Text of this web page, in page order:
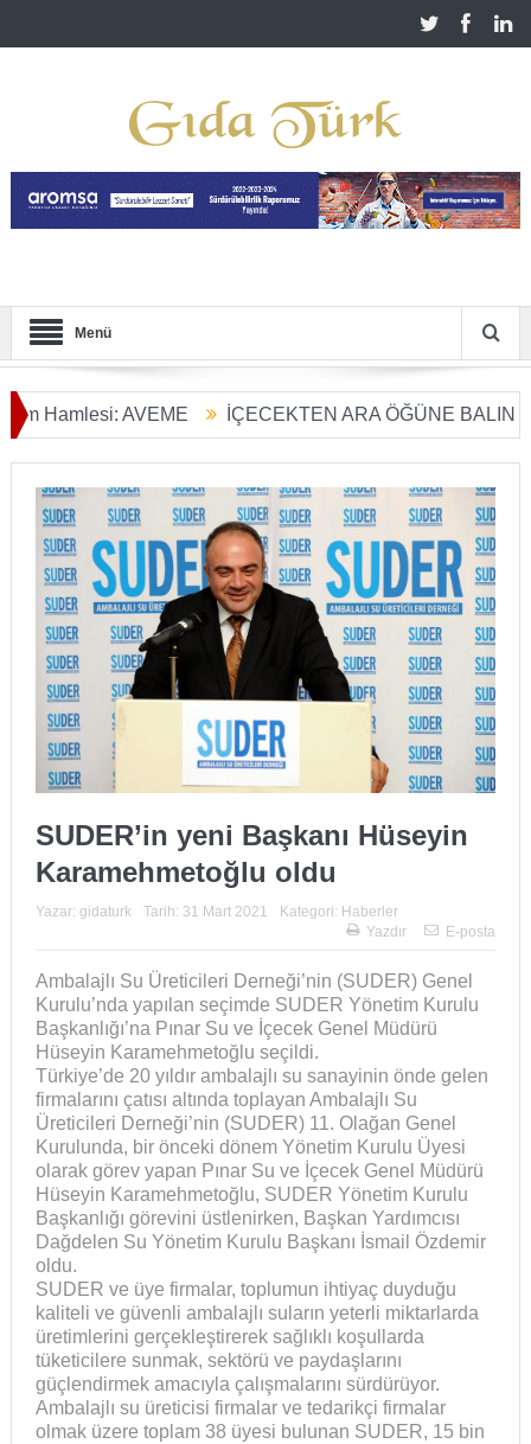
Menü
AVEME İÇECEKTEN ARA ÖĞÜNE BALIN
Başladı
SUDER’in yeni Başkanı Hüseyin
Karamehmetoğlu oldu
Yazar: gidaturk Tarih: 31 Mart 2021 Kategori: Haberler
Yazdır
E-posta
Ambalajlı Su Üreticileri Derneği’nin (SUDER) Genel
Kurulu’nda yapılan seçimde SUDER Yönetim Kurulu
Başkanlığı’na Pınar Su ve İçecek Genel Müdürü
Hüseyin Karamehmetoğlu seçildi.
Türkiye’de 20 yıldır ambalajlı su sanayinin önde gelen
firmalarını çatısı altında toplayan Ambalajlı Su
Üreticileri Derneği’nin (SUDER) 11. Olağan Genel
Kurulunda, bir önceki dönem Yönetim Kurulu Üyesi
olarak görev yapan Pınar Su ve İçecek Genel Müdürü
Hüseyin Karamehmetoğlu, SUDER Yönetim Kurulu
Başkanlığı görevini üstlenirken, Başkan Yardımcısı
Dağdelen Su Yönetim Kurulu Başkanı İsmail Özdemir
oldu.
SUDER ve üye firmalar, toplumun ihtiyaç duyduğu
kaliteli ve güvenli ambalajlı suların yeterli miktarlarda
üretimlerini gerçekleştirerek sağlıklı koşullarda
tüketicilere sunmak, sektörü ve paydaşlarını
güçlendirmek amacıyla çalışmalarını sürdürüyor.
Ambalajlı su üreticisi firmalar ve tedarikçi firmalar
olmak üzere toplam 38 üyesi bulunan SUDER, 15 bin